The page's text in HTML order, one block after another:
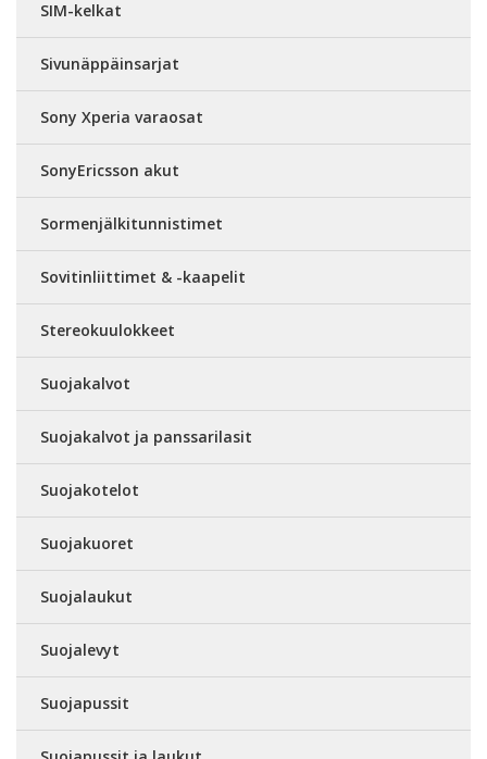
SIM-kelkat
Sivunäppäinsarjat
Sony Xperia varaosat
SonyEricsson akut
Sormenjälkitunnistimet
Sovitinliittimet & -kaapelit
Stereokuulokkeet
Suojakalvot
Suojakalvot ja panssarilasit
Suojakotelot
Suojakuoret
Suojalaukut
Suojalevyt
Suojapussit